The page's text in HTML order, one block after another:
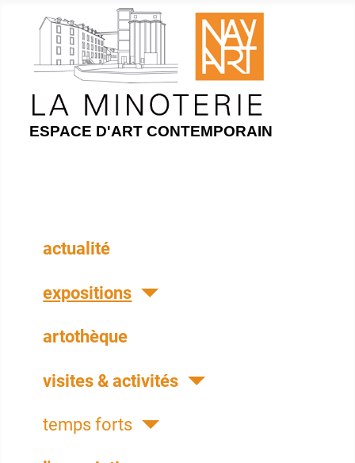
ESPACE D'ART CONTEMPORAIN
actualité
expositions
artothèque
visites & activités
temps forts